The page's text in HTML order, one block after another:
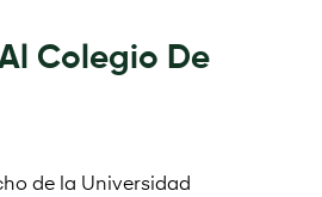
Colegio De
de la Universidad